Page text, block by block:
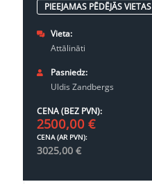
PIEEJAMAS PĒDĒJĀS VIETAS
Vieta:
Attālināti
Pasniedz:
Uldis Zandbergs
CENA (BEZ PVN):
2500,00 €
CENA (AR PVN):
3025,00 €